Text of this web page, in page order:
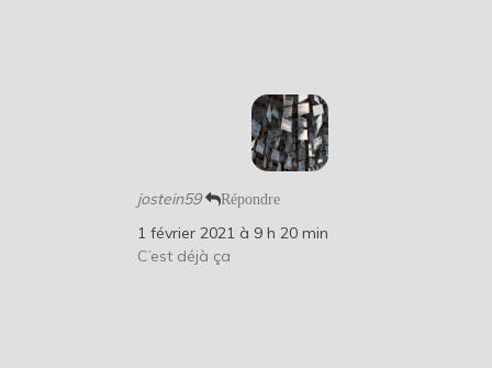
jostein59 Répondre
1 février 2021 à 9 h 20 min
C’est déjà ça